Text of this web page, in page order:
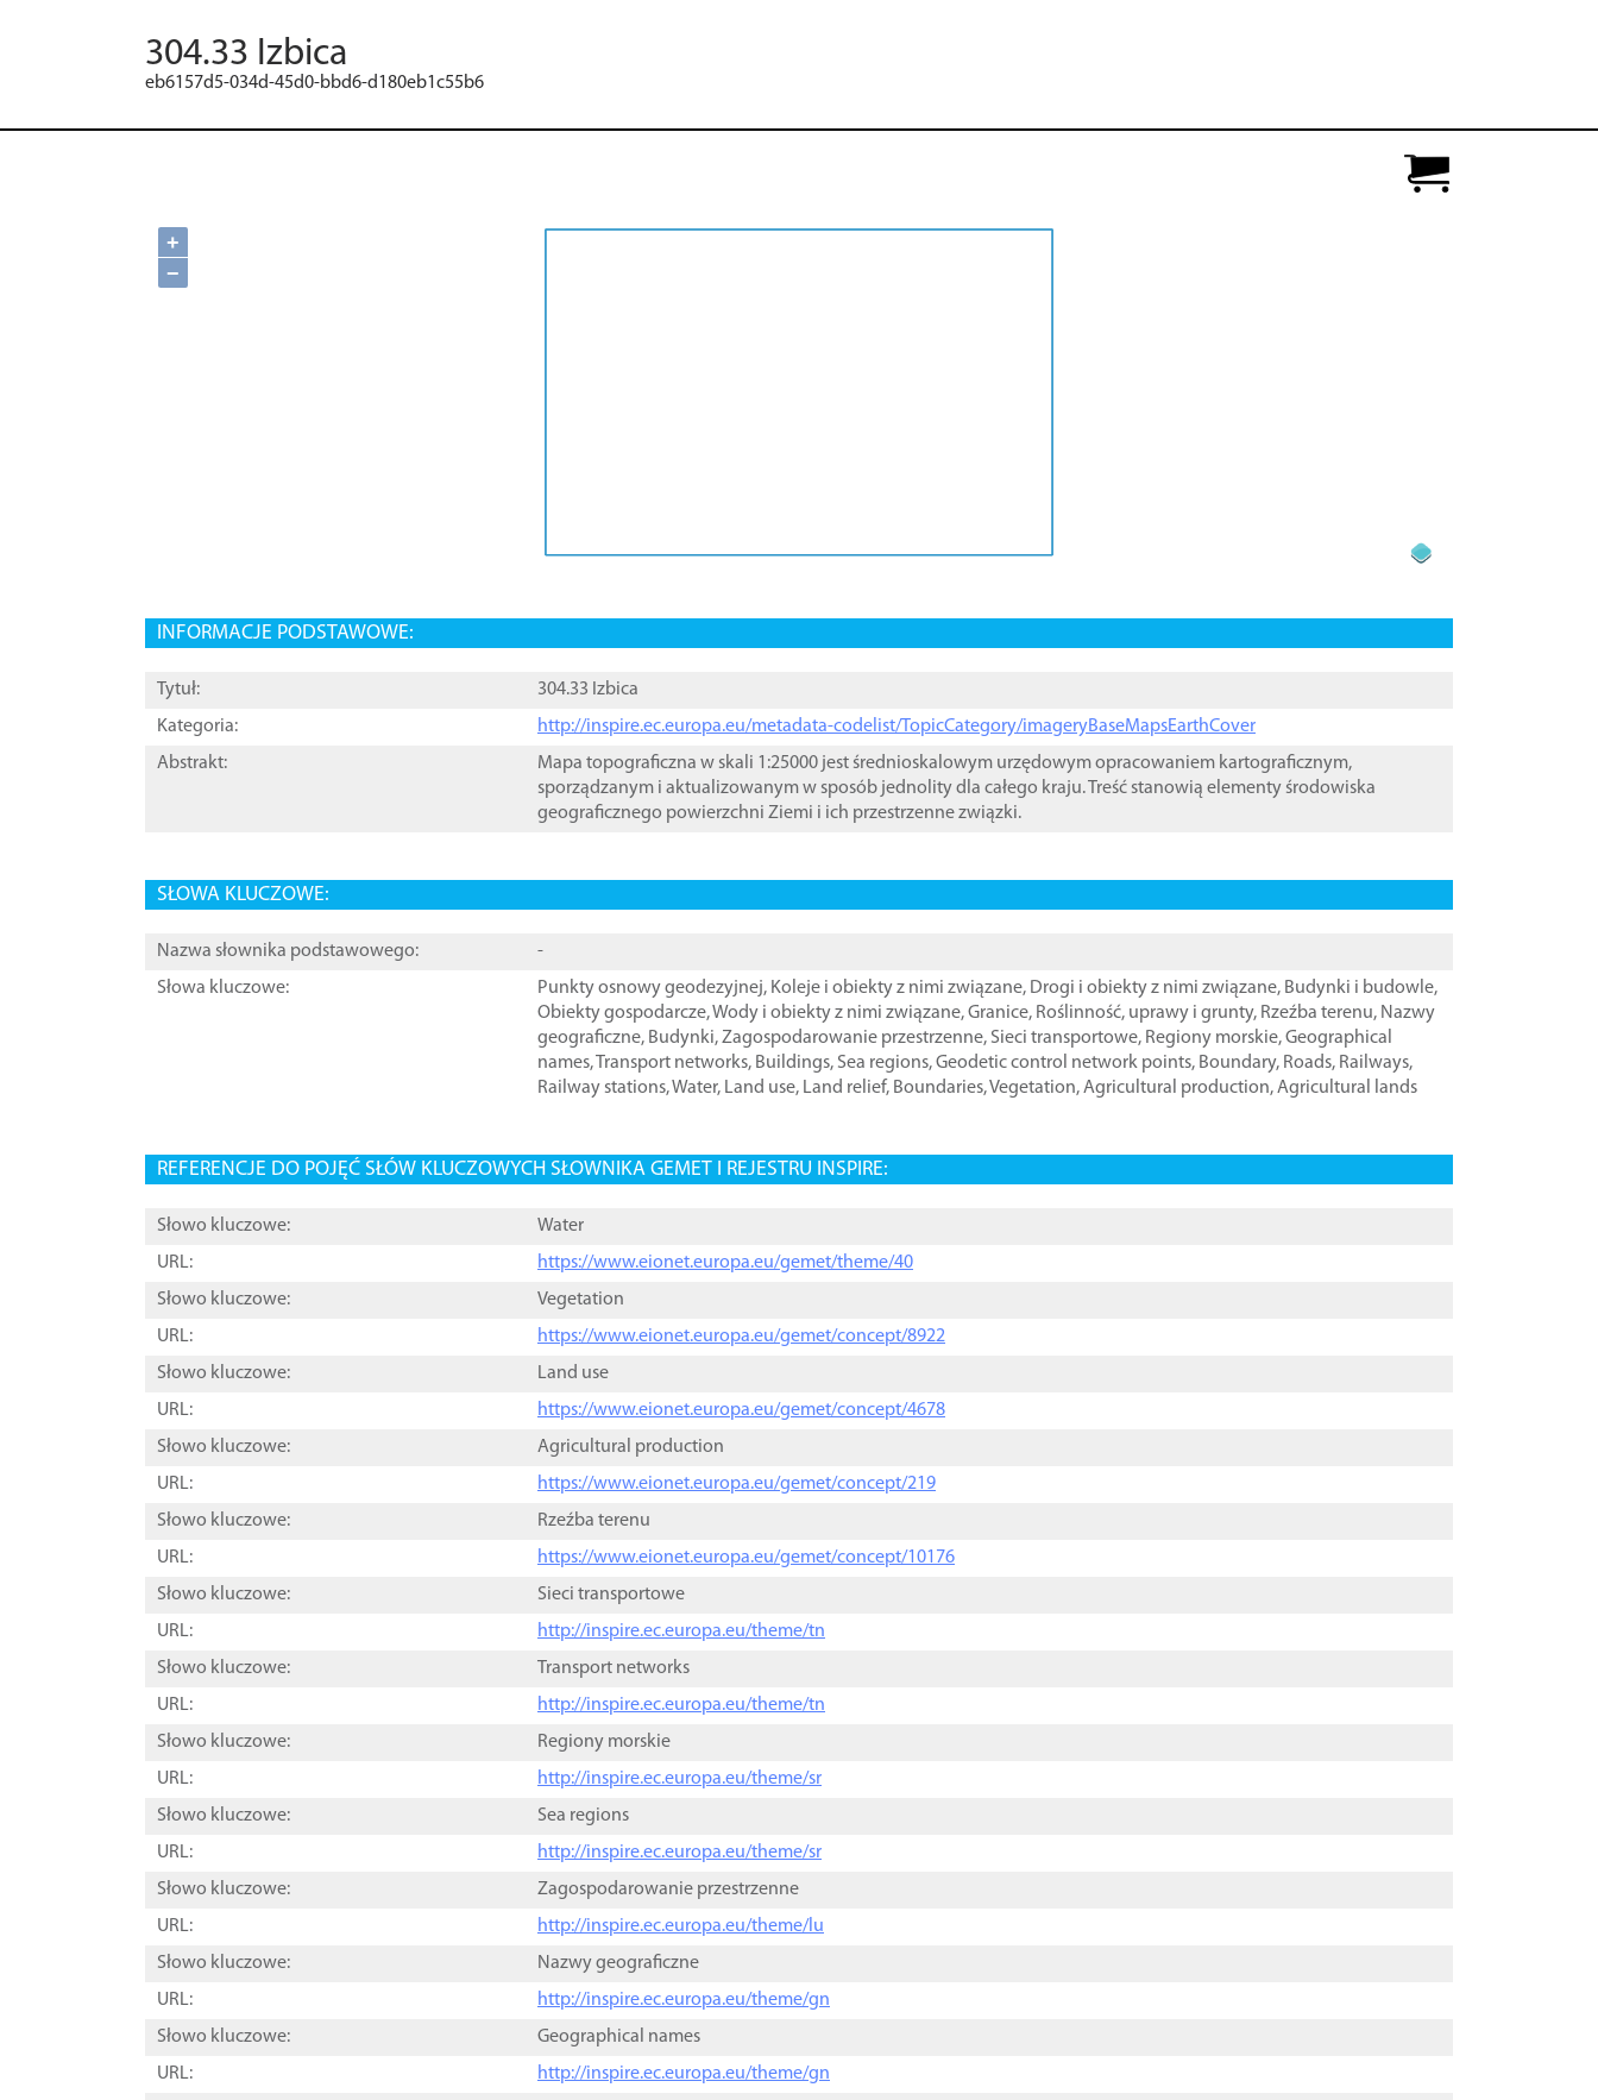
304.33 Izbica
eb6157d5-034d-45d0-bbd6-d180eb1c55b6
+
−
INFORMACJE PODSTAWOWE:
Tytuł:
304.33 Izbica
Kategoria:
http://inspire.ec.europa.eu/metadata-codelist/TopicCategory/imageryBaseMapsEarthCover
Abstrakt:
Mapa topograficzna w skali 1:25000 jest średnioskalowym urzędowym opracowaniem kartograficznym,
sporządzanym i aktualizowanym w sposób jednolity dla całego kraju. Treść stanowią elementy środowiska
geograficznego powierzchni Ziemi i ich przestrzenne związki.
SŁOWA KLUCZOWE:
Nazwa słownika podstawowego:
-
Słowa kluczowe:
Punkty osnowy geodezyjnej, Koleje i obiekty z nimi związane, Drogi i obiekty z nimi związane, Budynki i budowle,
Obiekty gospodarcze,Wody i obiekty z nimi związane,Granice, Roślinność, uprawy i grunty, Rzeźba terenu, Nazwy
geograficzne, Budynki,Zagospodarowanie przestrzenne, Sieci transportowe, Regiony morskie,Geographical
names,Transport networks, Buildings, Sea regions,Geodetic control network points, Boundary, Roads, Railways,
Railway stations,Water, Land use, Land relief, Boundaries,Vegetation,Agricultural production,Agricultural lands
REFERENCJE DO POJĘĆ SŁÓW KLUCZOWYCH SŁOWNIKA GEMET I REJESTRU INSPIRE:
Słowo kluczowe:
Water
URL:
https://www.eionet.europa.eu/gemet/theme/40
Słowo kluczowe:
Vegetation
URL:
https://www.eionet.europa.eu/gemet/concept/8922
Słowo kluczowe:
Land use
URL:
https://www.eionet.europa.eu/gemet/concept/4678
Słowo kluczowe:
Agricultural production
URL:
https://www.eionet.europa.eu/gemet/concept/219
Słowo kluczowe:
Rzeźba terenu
URL:
https://www.eionet.europa.eu/gemet/concept/10176
Słowo kluczowe:
Sieci transportowe
URL:
http://inspire.ec.europa.eu/theme/tn
Słowo kluczowe:
Transport networks
URL:
http://inspire.ec.europa.eu/theme/tn
Słowo kluczowe:
Regiony morskie
URL:
http://inspire.ec.europa.eu/theme/sr
Słowo kluczowe:
Sea regions
URL:
http://inspire.ec.europa.eu/theme/sr
Słowo kluczowe:
Zagospodarowanie przestrzenne
URL:
http://inspire.ec.europa.eu/theme/lu
Słowo kluczowe:
Nazwy geograficzne
URL:
http://inspire.ec.europa.eu/theme/gn
Słowo kluczowe:
Geographical names
URL:
http://inspire.ec.europa.eu/theme/gn